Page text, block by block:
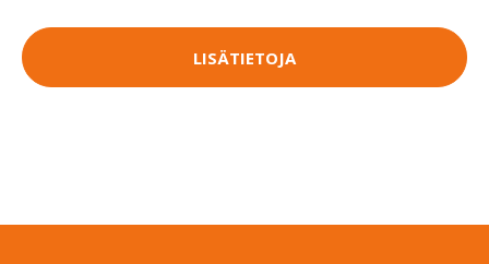
LISÄTIETOJA